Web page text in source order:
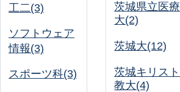
工二(3)
ソフトウェア
情報(3)
スポーツ科(3)
茨城県立医療
大(2)
茨城大(12)
茨城キリスト
教大(4)